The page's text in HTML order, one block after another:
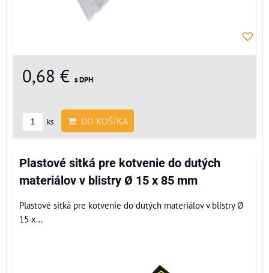
0,68 € s DPH
ks DO KOŠÍKA
Plastové sitká pre kotvenie do dutých
materiálov v blistry Ø 15 x 85 mm
Plastové sitká pre kotvenie do dutých materiálov v blistry Ø
15 x...